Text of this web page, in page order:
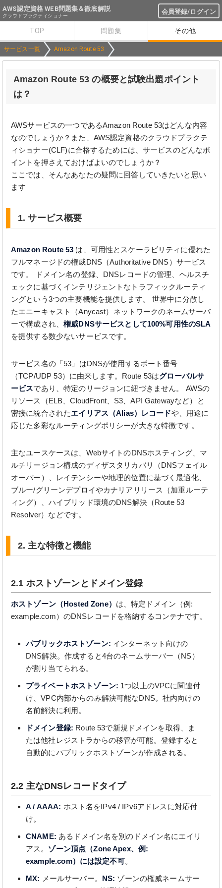
AWS認定資格 WEB問題集＆徹底解説 会員登録/ログイン
クラウドプラクティショナー
TOP 問題集 その他
サービス一覧 Amazon Route 53
Amazon Route 53 の概要と試験出題ポイント
は？
AWSサービスの一つであるAmazon Route 53はどんな内容
なのでしょうか？また、AWS認定資格のクラウドプラクテ
ィショナー(CLF)に合格するためには、サービスのどんなポ
イントを押さえておけばよいのでしょうか？
ここでは、そんなあなたの疑問に回答していきたいと思い
ます
1. サービス概要
Amazon Route 53 は、可用性とスケーラビリティに優れた
フルマネージドの権威DNS（Authoritative DNS）サービス
です。 ドメイン名の登録、DNSレコードの管理、ヘルスチ
ェックに基づくインテリジェントなトラフィックルーティ
ングという3つの主要機能を提供します。 世界中に分散し
たエニーキャスト（Anycast）ネットワークのネームサーバ
ーで構成され、権威DNSサービスとして100%可用性のSLA
を提供する数少ないサービスです。
サービス名の「53」はDNSが使用するポート番号
（TCP/UDP 53）に由来します。Route 53はグローバルサ
ービスであり、特定のリージョンに紐づきません。 AWSの
リソース（ELB、CloudFront、S3、API Gatewayなど）と
密接に統合されたエイリアス（Alias）レコードや、用途に
応じた多彩なルーティングポリシーが大きな特徴です。
主なユースケースは、WebサイトのDNSホスティング、マ
ルチリージョン構成のディザスタリカバリ（DNSフェイル
オーバー）、レイテンシーや地理的位置に基づく最適化、
ブルー/グリーンデプロイやカナリアリリース（加重ルーテ
ィング）、ハイブリッド環境のDNS解決（Route 53
Resolver）などです。
2. 主な特徴と機能
2.1 ホストゾーンとドメイン登録
ホストゾーン（Hosted Zone） は、特定ドメイン（例:
example.com）のDNSレコードを格納するコンテナです。
パブリックホストゾーン: インターネット向けの
DNS解決。作成すると4台のネームサーバー（NS）
が割り当てられる。
プライベートホストゾーン: 1つ以上のVPCに関連付
け、VPC内部からのみ解決可能なDNS。社内向けの
名前解決に利用。
ドメイン登録: Route 53で新規ドメインを取得、ま
たは他社レジストラからの移管が可能。登録すると
自動的にパブリックホストゾーンが作成される。
2.2 主なDNSレコードタイプ
A / AAAA: ホスト名をIPv4 / IPv6アドレスに対応付
け。
CNAME: あるドメイン名を別のドメイン名にエイリ
アス。 ゾーン頂点（Zone Apex、例:
example.com）には設定不可。
MX: メールサーバー。 NS: ゾーンの権威ネームサー